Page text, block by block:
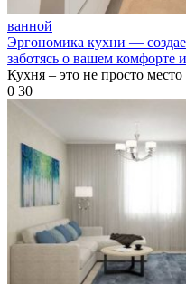
ванной
Эргономика кухни —
заботясь о вашем комфорте
Кухня – это не просто
0 30